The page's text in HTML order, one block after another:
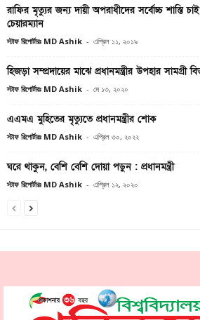
রাফির মৃত্যুর জন্য দায়ী অপরাধীদের সর্বোচ্চ শাস্তি
চেয়ারম্যান
স্টাফ রিপোর্টারঃ MD Ashik - এপ্রিল ১১, ২০১৯
হিজড়া সম্প্রদায়ের মাঝে প্রধানমন্ত্রীর উপহার সামগ্রী
স্টাফ রিপোর্টারঃ MD Ashik - মে ১৩, ২০২০
এএমএ মুহিতের মৃত্যুতে প্রধানমন্ত্রীর শোক
স্টাফ রিপোর্টারঃ MD Ashik - এপ্রিল ৩০, ২০২২
ঘরে থাকুন, বেশি বেশি দোয়া পড়ুন : প্রধানমন্ত্রী
স্টাফ রিপোর্টারঃ MD Ashik - এপ্রিল ১২, ২০২০